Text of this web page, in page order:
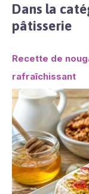
Dans la
pâtisserie
Recette de
rafraîchissant